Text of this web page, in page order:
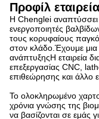
Προφίλ
Η Chenglei αναπτύσσει
ενεργοποιητές
τους κορυφαίους
στον κλάδο.Έχουμε μια
ανάπτυξηςΗ εταιρεία
επεξεργασίας CNC,
επιθεώρησης και άλλο
Το ολοκληρωμένο
χρόνια γνώσης της
να βασίζονται σε εμάς